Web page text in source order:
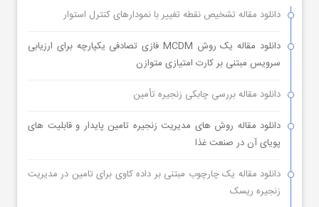
دانلود مقاله تشخیص نقطه تغییر با نمودارهای کنترل استوار
دانلود مقاله یک روش MCDM فازی تصادفی یکپارچه برای ارزیابی
سرویس مبتنی بر کارت امتیازی متوازن
دانلود مقاله بررسی چابکی زنجیره تأمین
دانلود مقاله روش های مدیریت زنجیره تامین پایدار و قابلیت های
پویای آن در صنعت غذا
دانلود مقاله یک چارچوب مبتنی بر داده کاوی برای تامین در مدیریت
زنجیره ریسک